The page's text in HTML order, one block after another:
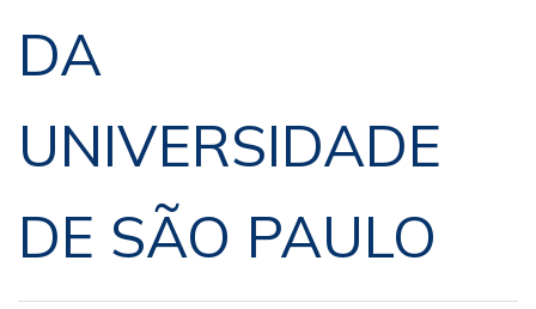
DA
UNIVERSIDADE
DE SÃO PAULO